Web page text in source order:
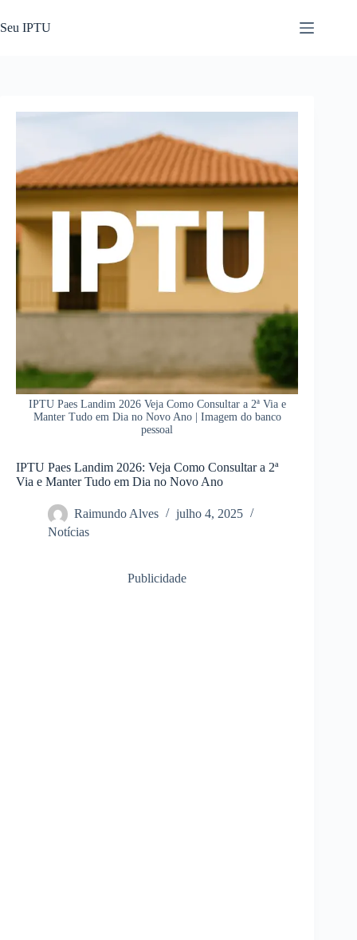
para
o
Seu IPTU
IPTU Paes Landim 2026 Veja Como Consultar a 2ª Via e
Manter Tudo em Dia no Novo Ano | Imagem do banco
pessoal
IPTU Paes Landim 2026: Veja Como Consultar a 2ª
Via e Manter Tudo em Dia no Novo Ano
Raimundo Alves
julho 4, 2025
Notícias
Publicidade